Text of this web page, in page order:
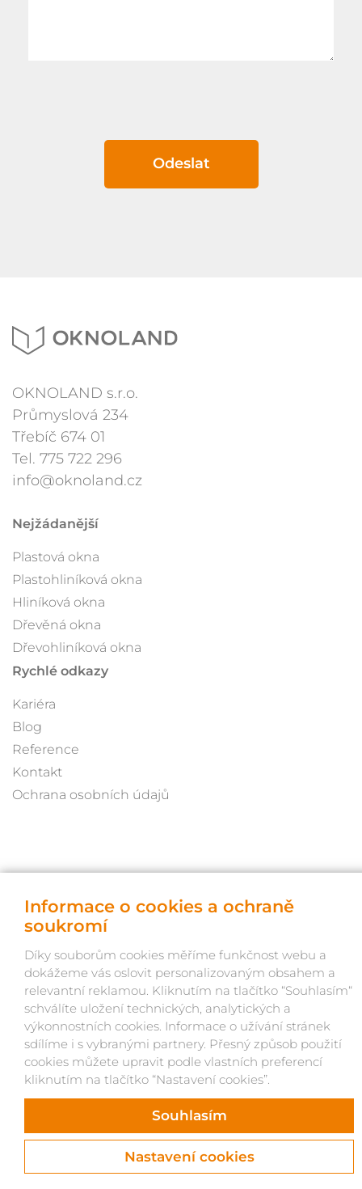
Odeslat
OKNOLAND s.r.o.
Průmyslová 234
Třebíč 674 01
Tel. 775 722 296
info@oknoland.cz
Nejžádanější
Plastová okna
Plastohliníková okna
Hliníková okna
Dřevěná okna
Dřevohliníková okna
Rychlé odkazy
Kariéra
Blog
Reference
Kontakt
Ochrana osobních údajů
Informace o cookies a ochraně
soukromí
Díky souborům cookies měříme funkčnost webu a
dokážeme vás oslovit personalizovaným obsahem a
relevantní reklamou. Kliknutím na tlačítko “Souhlasím“
schválíte uložení technických, analytických a
výkonnostních cookies. Informace o užívání stránek
sdílíme i s vybranými partnery. Přesný způsob použití
cookies můžete upravit podle vlastních preferencí
kliknutím na tlačítko “Nastavení cookies”.
Souhlasím
Nastavení cookies